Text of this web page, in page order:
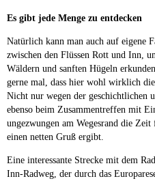
Es gibt jede Menge zu entdecken
Natürlich kann man auch auf eigene
zwischen den Flüssen Rott und Inn,
Wäldern und sanften Hügeln
gerne mal, dass hier wohl wirklich die
Nicht nur wegen der geschichtlichen
ebenso beim Zusammentreffen mit
ungezwungen am Wegesrand die
einen netten Gruß ergibt.
Eine interessante Strecke mit dem
Inn-Radweg, der durch das